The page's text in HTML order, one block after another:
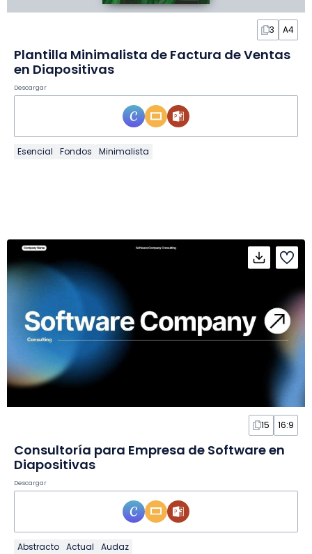
3 A4
Plantilla Minimalista de Factura de Ventas
en Diapositivas
Descargar
Esencial Fondos Minimalista
15 16:9
Consultoría para Empresa de Software en
Diapositivas
Descargar
Abstracto Actual Audaz